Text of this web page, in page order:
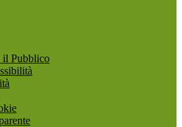
Pubblico